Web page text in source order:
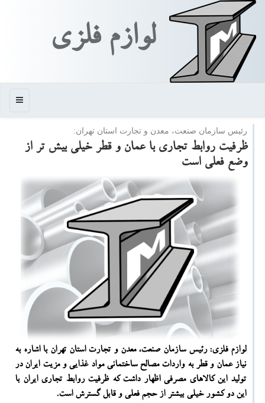
لوازم فلزی
منو
رئیس سازمان صنعت، معدن و تجارت استان تهران:
ظرفیت روابط تجاری با عمان و قطر خیلی بیش تر از
وضع فعلی است
لوازم فلزی: رئیس سازمان صنعت، معدن و تجارت استان تهران با اشاره به
نیاز عمان و قطر به واردات مصالح ساختمانی مواد غذایی و مزیت ایران در
تولید این كالاهای مصرفی اظهار داشت كه ظرفیت روابط تجاری ایران با
این دو كشور خیلی بیشتر از حجم فعلی و قابل گسترش است.